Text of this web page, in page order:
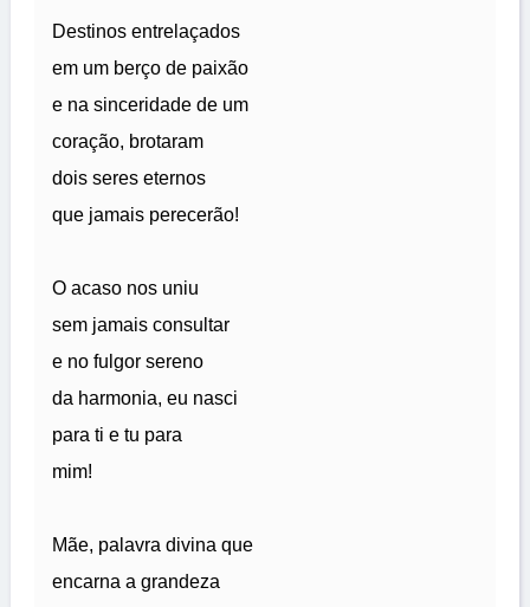
Destinos entrelaçados
em um berço de paixão
e na sinceridade de um
coração, brotaram
dois seres eternos
que jamais perecerão!
O acaso nos uniu
sem jamais consultar
e no fulgor sereno
da harmonia, eu nasci
para ti e tu para
mim!
Mãe, palavra divina que
encarna a grandeza